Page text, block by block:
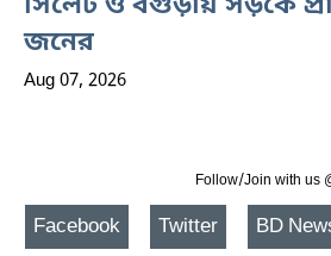
জনের
Aug 07, 2026
Follow/Join with us
Facebook Twitter BD